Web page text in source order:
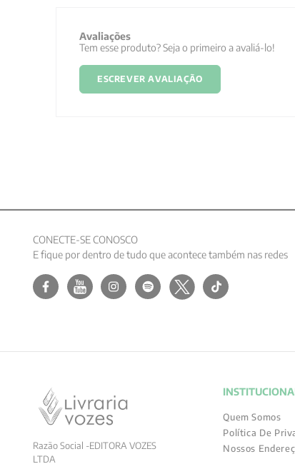
Avaliações
Tem esse produto? Seja o primeiro a avaliá-lo!
ESCREVER AVALIAÇÃO
CONECTE-SE CONOSCO
E fique por dentro de tudo que acontece também nas redes
Razão Social -EDITORA VOZES
LTDA
Quem Somos
Política De
Nossos